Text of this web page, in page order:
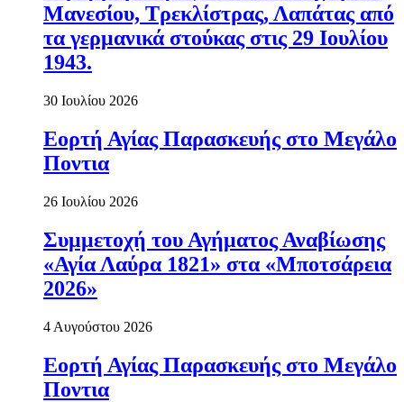
Μανεσίου, Τρεκλίστρας, Λαπάτας από
τα γερμανικά στούκας στις 29 Ιουλίου
1943.
30 Ιουλίου 2026
Εορτή Αγίας Παρασκευής στο Μεγάλο
Ποντια
26 Ιουλίου 2026
Συμμετοχή του Αγήματος Αναβίωσης
«Αγία Λαύρα 1821» στα «Μποτσάρεια
2026»
4 Αυγούστου 2026
Εορτή Αγίας Παρασκευής στο Μεγάλο
Ποντια